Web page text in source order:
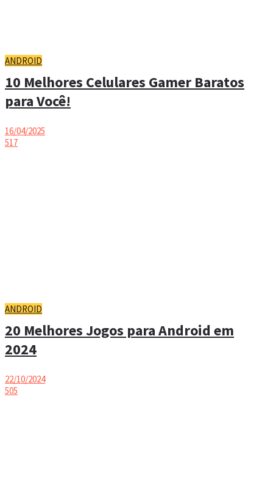
ANDROID
10 Melhores Celulares Gamer Baratos
para Você!
16/04/2025
517
ANDROID
20 Melhores Jogos para Android em
2024
22/10/2024
505